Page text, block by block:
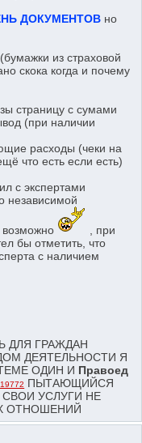
ДОКУМЕНТОВ но
из страховой
скока когда и почему
страницу с сумами
(при наличии
расходы (чеки на
что есть если есть)
с экспертами
независимой
возможно
, при
бы отметить, что
с наличием
ДЛЯ ГРАЖДАН
ДЕЯТЕЛЬНОСТИ Я
ОДИН И Правоед
ПЫТАЮЩИЙСЯ
УСЛУГИ НЕ
ОТНОШЕНИЙ